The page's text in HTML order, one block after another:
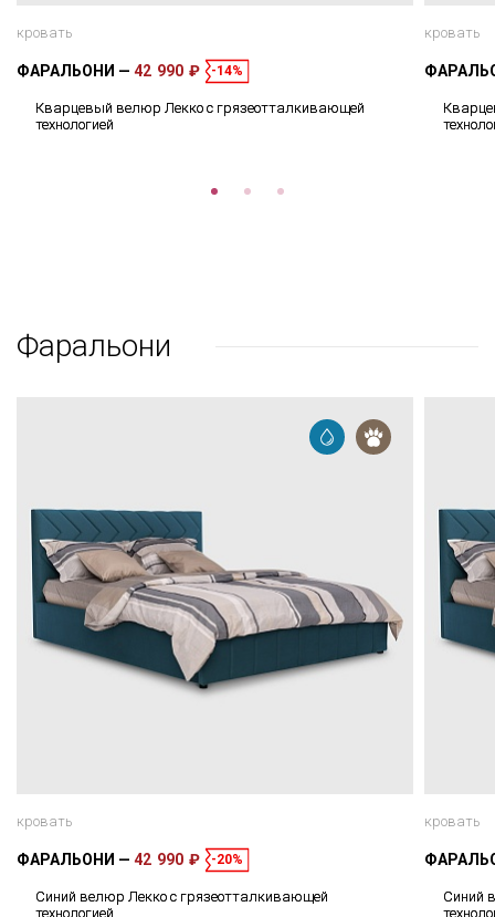
кровать
ФАРАЛЬОНИ 42 990 ₽ -14%
Кварцевый велюр Лекко с грязеотталкивающей
технологией
кровать
Фаральони
кровать
ФАРАЛЬОНИ 42 990 ₽ -20%
Синий велюр Лекко с грязеотталкивающей
технологией
кровать
Синий